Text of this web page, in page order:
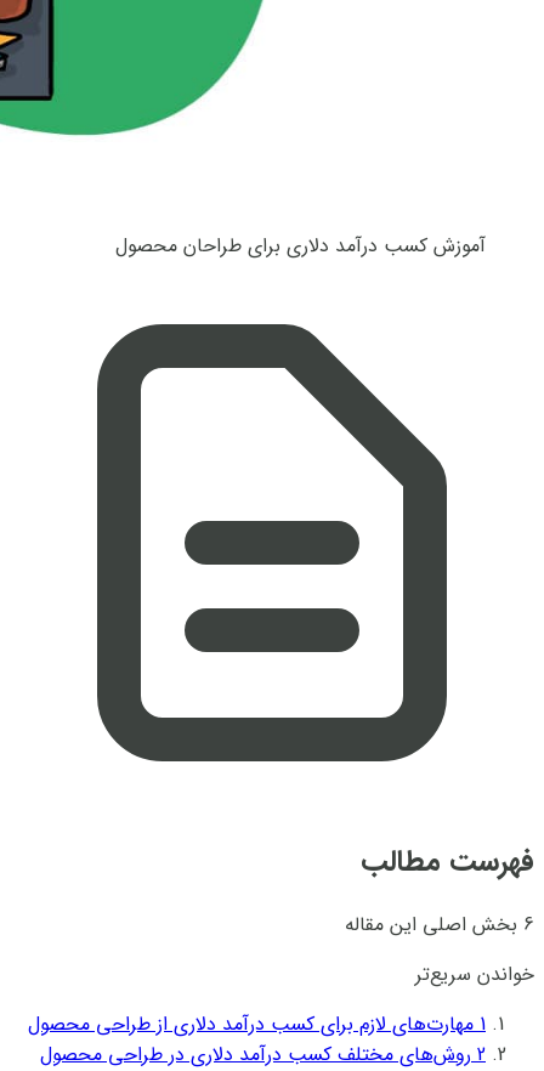
آموزش کسب درآمد دلاری برای طراحان محصول
فهرست مطالب
6 بخش اصلی این مقاله
خواندن سریع‌تر
1 مهارت‌های لازم برای کسب درآمد دلاری از طراحی محصول
2 روش‌های مختلف کسب درآمد دلاری در طراحی محصول